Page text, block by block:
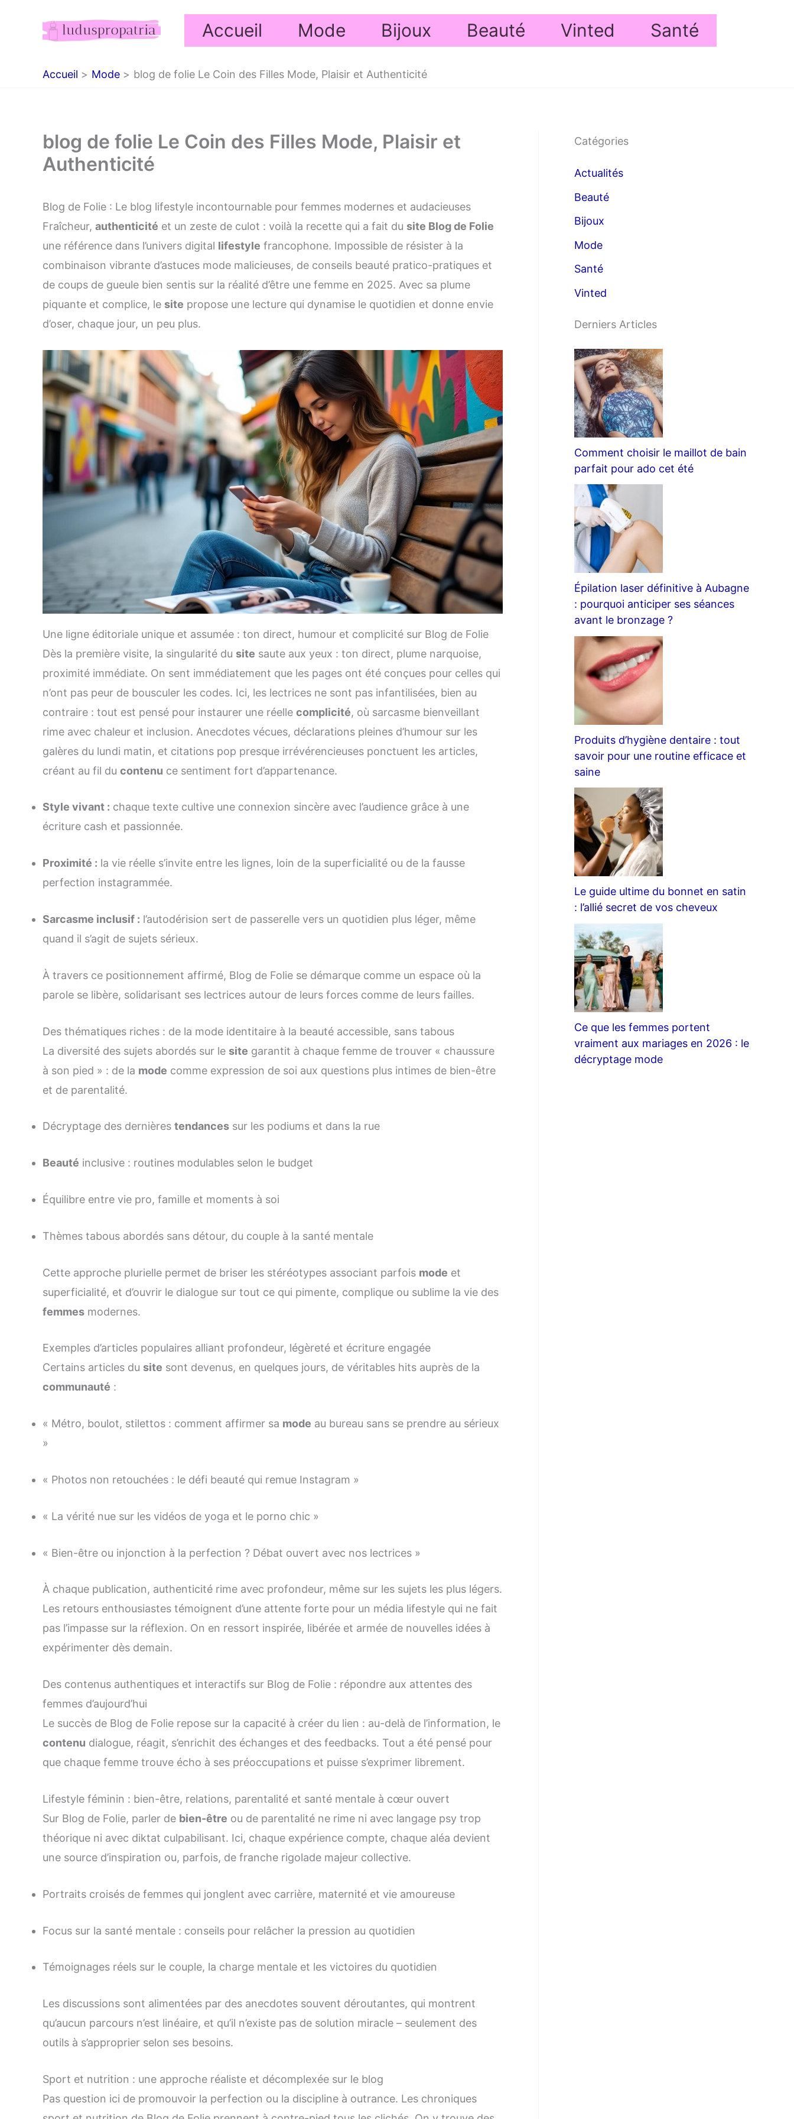
Accueil Mode Bijoux Beauté Vinted Santé
Accueil Mode blog de folie Le Coin des Filles Mode, Plaisir et Authenticité
blog de folie Le Coin des Filles Mode, Plaisir et
Authenticité
Blog de Folie : Le blog lifestyle incontournable pour femmes modernes et audacieuses
Fraîcheur, authenticité et un zeste de culot : voilà la recette qui a fait du site Blog de Folie
une référence dans l’univers digital lifestyle francophone. Impossible de résister à la
combinaison vibrante d’astuces mode malicieuses, de conseils beauté pratico-pratiques et
de coups de gueule bien sentis sur la réalité d’être une femme en 2025. Avec sa plume
piquante et complice, le site propose une lecture qui dynamise le quotidien et donne envie
d’oser, chaque jour, un peu plus.
Une ligne éditoriale unique et assumée : ton direct, humour et complicité sur Blog de Folie
Dès la première visite, la singularité du site saute aux yeux : ton direct, plume narquoise,
proximité immédiate. On sent immédiatement que les pages ont été conçues pour celles qui
n’ont pas peur de bousculer les codes. Ici, les lectrices ne sont pas infantilisées, bien au
contraire : tout est pensé pour instaurer une réelle complicité, où sarcasme bienveillant
rime avec chaleur et inclusion. Anecdotes vécues, déclarations pleines d’humour sur les
galères du lundi matin, et citations pop presque irrévérencieuses ponctuent les articles,
créant au fil du contenu ce sentiment fort d’appartenance.
Style vivant : chaque texte cultive une connexion sincère avec l’audience grâce à une
écriture cash et passionnée.
Proximité : la vie réelle s’invite entre les lignes, loin de la superficialité ou de la fausse
perfection instagrammée.
Sarcasme inclusif : l’autodérision sert de passerelle vers un quotidien plus léger, même
quand il s’agit de sujets sérieux.
À travers ce positionnement affirmé, Blog de Folie se démarque comme un espace où la
parole se libère, solidarisant ses lectrices autour de leurs forces comme de leurs failles.
Des thématiques riches : de la mode identitaire à la beauté accessible, sans tabous
La diversité des sujets abordés sur le site garantit à chaque femme de trouver « chaussure
à son pied » : de la mode comme expression de soi aux questions plus intimes de bien-être
et de parentalité.
Décryptage des dernières tendances sur les podiums et dans la rue
Beauté inclusive : routines modulables selon le budget
Équilibre entre vie pro, famille et moments à soi
Thèmes tabous abordés sans détour, du couple à la santé mentale
Cette approche plurielle permet de briser les stéréotypes associant parfois mode et
superficialité, et d’ouvrir le dialogue sur tout ce qui pimente, complique ou sublime la vie des
femmes modernes.
Exemples d’articles populaires alliant profondeur, légèreté et écriture engagée
Certains articles du site sont devenus, en quelques jours, de véritables hits auprès de la
communauté :
« Métro, boulot, stilettos : comment affirmer sa mode au bureau sans se prendre au sérieux
»
« Photos non retouchées : le défi beauté qui remue Instagram »
« La vérité nue sur les vidéos de yoga et le porno chic »
« Bien-être ou injonction à la perfection ? Débat ouvert avec nos lectrices »
À chaque publication, authenticité rime avec profondeur, même sur les sujets les plus légers.
Les retours enthousiastes témoignent d’une attente forte pour un média lifestyle qui ne fait
pas l’impasse sur la réflexion. On en ressort inspirée, libérée et armée de nouvelles idées à
expérimenter dès demain.
Des contenus authentiques et interactifs sur Blog de Folie : répondre aux attentes des
femmes d’aujourd’hui
Le succès de Blog de Folie repose sur la capacité à créer du lien : au-delà de l’information, le
contenu dialogue, réagit, s’enrichit des échanges et des feedbacks. Tout a été pensé pour
que chaque femme trouve écho à ses préoccupations et puisse s’exprimer librement.
Lifestyle féminin : bien-être, relations, parentalité et santé mentale à cœur ouvert
Sur Blog de Folie, parler de bien-être ou de parentalité ne rime ni avec langage psy trop
théorique ni avec diktat culpabilisant. Ici, chaque expérience compte, chaque aléa devient
une source d’inspiration ou, parfois, de franche rigolade majeur collective.
Portraits croisés de femmes qui jonglent avec carrière, maternité et vie amoureuse
Focus sur la santé mentale : conseils pour relâcher la pression au quotidien
Témoignages réels sur le couple, la charge mentale et les victoires du quotidien
Les discussions sont alimentées par des anecdotes souvent déroutantes, qui montrent
qu’aucun parcours n’est linéaire, et qu’il n’existe pas de solution miracle – seulement des
outils à s’approprier selon ses besoins.
Sport et nutrition : une approche réaliste et décomplexée sur le blog
Pas question ici de promouvoir la perfection ou la discipline à outrance. Les chroniques
Catégories
Actualités
Beauté
Bijoux
Mode
Santé
Vinted
Derniers Articles
Comment choisir le maillot de bain
parfait pour ado cet été
Épilation laser définitive à Aubagne
: pourquoi anticiper ses séances
avant le bronzage ?
Produits d’hygiène dentaire : tout
savoir pour une routine efficace et
saine
Le guide ultime du bonnet en satin
: l’allié secret de vos cheveux
Ce que les femmes portent
vraiment aux mariages en 2026 : le
décryptage mode